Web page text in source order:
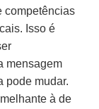
competências
Isso é
mensagem
pode mudar.
à de